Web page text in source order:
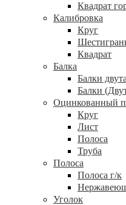
Квадрат
Калибровка
Круг
Квадрат
Балка
Балки
Балки
Оцинкованный
Круг
Лист
Полоса
Труба
Полоса
Полоса г/к
Уголок